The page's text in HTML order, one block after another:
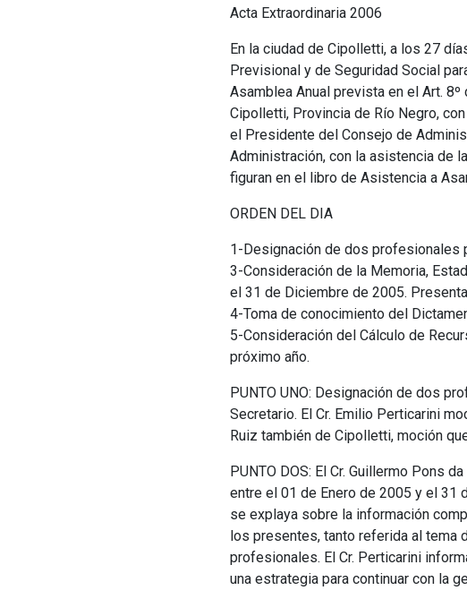
Acta Extraordinaria 2006
En la ciudad de Cipolletti, a los 27
Previsional y de Seguridad Social
Asamblea Anual prevista en el Art.
Cipolletti, Provincia de Río Negro,
el Presidente del Consejo de
Administración, con la asistencia de
figuran en el libro de Asistencia a
ORDEN DEL DIA
1-Designación de dos profesionales
3-Consideración de la Memoria,
el 31 de Diciembre de 2005.
4-Toma de conocimiento del
5-Consideración del Cálculo de
próximo año.
PUNTO UNO: Designación de dos
Secretario. El Cr. Emilio Perticarini
Ruiz también de Cipolletti, moción
PUNTO DOS: El Cr. Guillermo Pons
entre el 01 de Enero de 2005 y el 31
se explaya sobre la información
los presentes, tanto referida al tema
profesionales. El Cr. Perticarini
una estrategia para continuar con la